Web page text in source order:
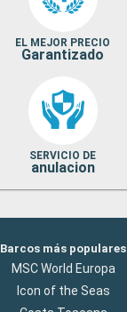
EL MEJOR PRECIO
Garantizado
SERVICIO DE
anulacion
Barcos más populares
MSC World Europa
Icon of the Seas